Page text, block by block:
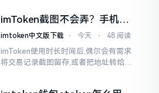
imToken截图不会弄？手机这
招教你搞定
imtoken中文版下载 ⋅ 今天 ⋅ 48 阅读
imToken使用时长时间后,偶尔会有需求
将交易记录截图留存,或者把地址转给友